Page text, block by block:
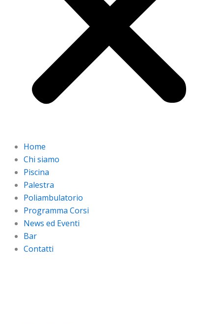
Home
Chi siamo
Piscina
Palestra
Poliambulatorio
Programma Corsi
News ed Eventi
Bar
Contatti